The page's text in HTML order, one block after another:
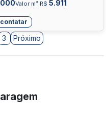
Valor m² R$ 5.911
contatar
3 Próximo